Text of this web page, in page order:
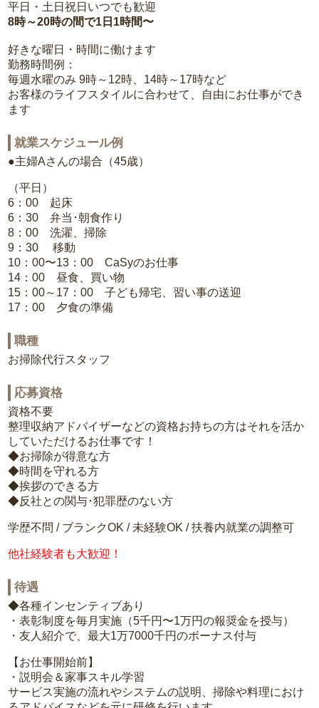
平日・土日祝日いつでも歓迎
8時～20時の間で1日1時間〜
好きな曜日・時間に働けます
勤務時間例：
毎週水曜のみ 9時～12時、14時～17時など
お客様のライフスタイルに合わせて、自由にお仕事ができ
ます
就業スケジュール例
●主婦Aさんの場合（45歳）
（平日）
6：00 起床
6：30 弁当･朝食作り
8：00 洗濯、掃除
9：30 移動
10：00〜13：00 CaSyのお仕事
14：00 昼食、買い物
15：00～17：00 子ども帰宅、習い事の送迎
17：00 夕食の準備
職種
お掃除代行スタッフ
応募資格
資格不要
整理収納アドバイザーなどの資格お持ちの方はそれを活か
していただけるお仕事です！
◆お掃除が得意な方
◆時間を守れる方
◆挨拶のできる方
◆反社との関与･犯罪歴のない方
学歴不問 / ブランクOK / 未経験OK / 扶養内就業の調整可
他社経験者も大歓迎！
待遇
◆各種インセンティブあり
・表彰制度を毎月実施（5千円〜1万円の報奨金を授与）
・友人紹介で、最大1万7000千円のボーナス付与
【お仕事開始前】
・説明会＆家事スキル学習
サービス実施の流れやシステムの説明、掃除や料理におけ